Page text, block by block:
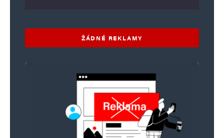
ŽÁDNÉ REKLAMY